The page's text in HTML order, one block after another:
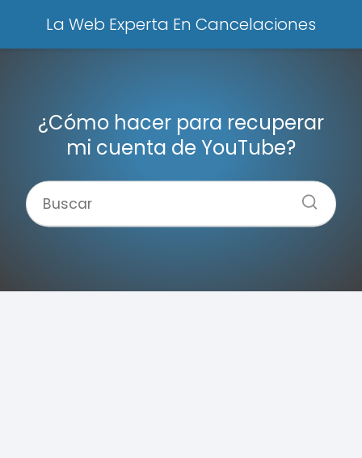
La Web Experta En Cancelaciones
¿Cómo hacer para recuperar
mi cuenta de YouTube?